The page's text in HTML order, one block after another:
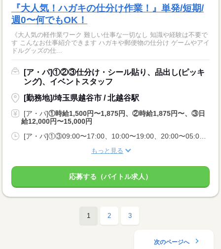
『大人気！ハガキの仕分け作業！』単発/短期/
週0〜何でもOK！
《大人気の軽作業ワーク 難しい仕事な一切なし 知識や経験は不要で
す こんなお仕事紹介できます ハガキや郵便物の仕分け ゲームやアイ
ドルグッズの仕...
[ア・パ]①②③仕分け・シール貼り、品出し(ピッキ
ング)、イベントスタッフ
[勤務地]/埼玉県越谷市 / 北越谷駅
[ア・パ]①時給1,500円〜1,875円、②時給1,875円〜、③日
給12,000円〜15,000円
もっと見る
応募する（バイトル求人）
1 2 3
次のページへ